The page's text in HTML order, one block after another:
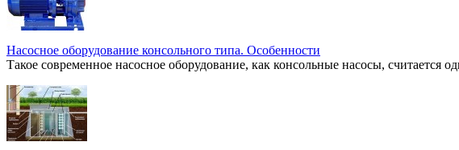
Насосное оборудование консольного типа. Особенности
Такое современное насосное оборудование, как консольные насосы,